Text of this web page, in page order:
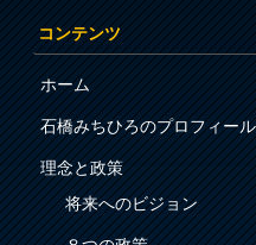
コンテンツ
ホーム
石橋みちひろのプロフィール
理念と政策
将来へのビジョン